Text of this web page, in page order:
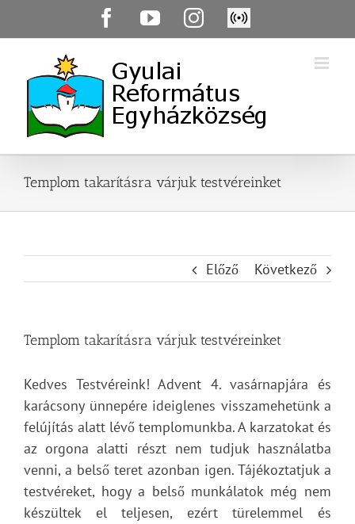
FacebookYouTubeInstagram
Élő
közvetítés
Templom takarításra várjuk testvéreinket
Előző Következő
Templom takarításra várjuk testvéreinket
Kedves Testvéreink! Advent 4. vasárnapjára és
karácsony ünnepére ideiglenes visszamehetünk a
felújítás alatt lévő templomunkba. A karzatokat és
az orgona alatti részt nem tudjuk használatba
venni, a belső teret azonban igen. Tájékoztatjuk a
testvéreket, hogy a belső munkálatok még nem
készültek el teljesen, ezért türelemmel és